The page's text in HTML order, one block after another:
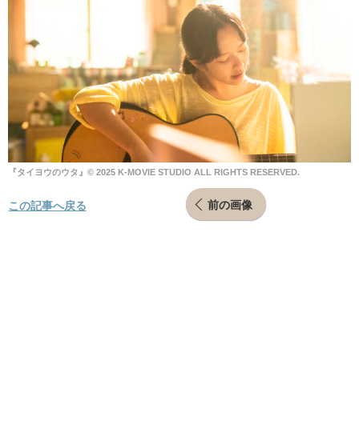
『タイヨウのウタ』©️ 2025 K-MOVIE STUDIO ALL RIGHTS RESERVED.
前の画像
この記事へ戻る